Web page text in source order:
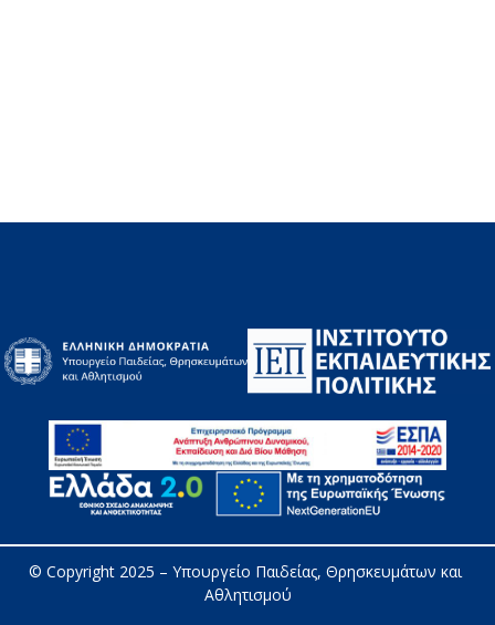
© Copyright 2025 – Υπουργείο Παιδείας, Θρησκευμάτων και
Αθλητισμού